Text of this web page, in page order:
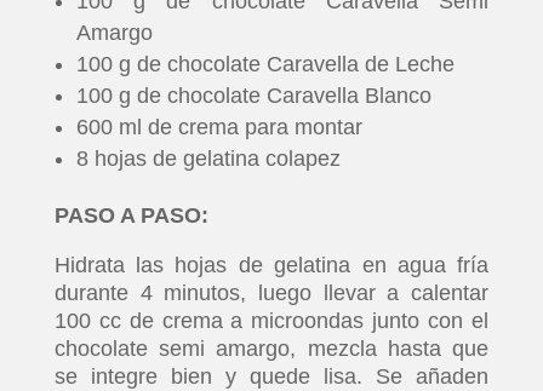
Amargo
100 g de chocolate Caravella de Leche
100 g de chocolate Caravella Blanco
600 ml de crema para montar
8 hojas de gelatina colapez
PASO A PASO:
Hidrata las hojas de gelatina en agua fría
durante 4 minutos, luego llevar a calentar
100 cc de crema a microondas junto con el
chocolate semi amargo, mezcla hasta que
se integre bien y quede lisa. Se añaden